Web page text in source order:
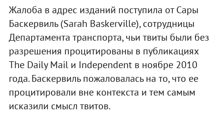
Жалоба в адрес изданий поступила от Сары
Баскервиль (Sarah Baskerville), сотрудницы
Департамента транспорта, чьи твиты были без
разрешения процитированы в публикациях
The Daily Mail и Independent в ноябре 2010
года. Баскервиль пожаловалась на то, что ее
процитировали вне контекста и тем самым
исказили смысл твитов.